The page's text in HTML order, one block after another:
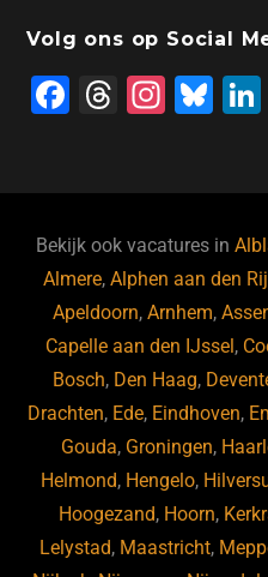
Volg ons op Social
F
b
o
o
k
T
d
s
In
a
m
Bl
ky
Bekijk ook vacatures in
Almere,Alphen aan den
Apeldoorn,Arnhem,
Capelle aan den IJssel,
Bosch, Den Haag,
Drachten, Ede, Eindhoven,
Gouda, Groningen,
Helmond, Hengelo,
Hoogezand, Hoorn,
Lelystad, Maastricht,